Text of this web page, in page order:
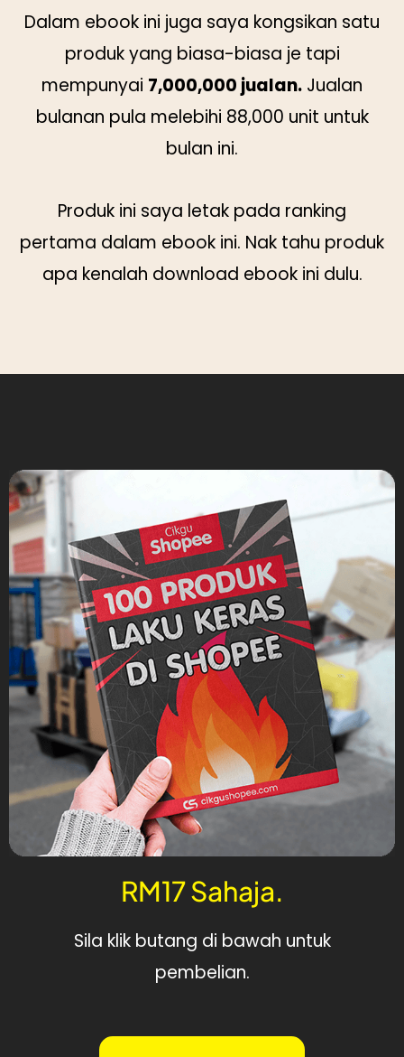
Dalam ebook ini juga saya kongsikan satu
produk yang biasa-biasa je tapi
mempunyai 7,000,000 jualan. Jualan
bulanan pula melebihi 88,000 unit untuk
bulan ini.
Produk ini saya letak pada ranking
pertama dalam ebook ini. Nak tahu produk
apa kenalah download ebook ini dulu.
RM17 Sahaja.
Sila klik butang di bawah untuk
pembelian.